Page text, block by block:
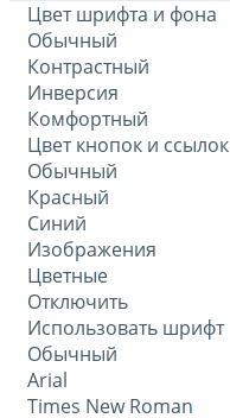
Цвет шрифта и фона
Обычный
Контрастный
Инверсия
Комфортный
Цвет кнопок и ссылок
Обычный
Красный
Синий
Изображения
Цветные
Отключить
Использовать шрифт
Обычный
Arial
Times New Roman